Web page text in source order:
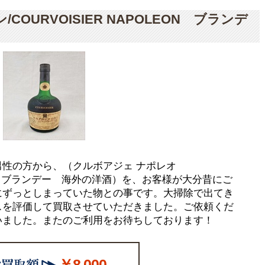
/COURVOISIER NAPOLEON ブランデ
の方から、（クルボアジェ ナポレオ
ランデー 海外の洋酒）を、お客様が大分昔にご
っとしまっていた物との事です。大掃除で出てき
評価して買取させていただきました。ご依頼くだ
した。またのご利用をお待ちしております！